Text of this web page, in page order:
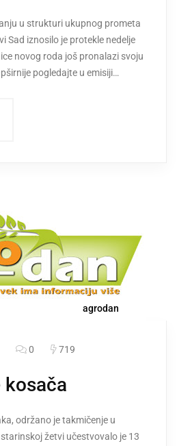
u strukturi ukupnog prometa
Sad iznosilo je protekle nedelje
novog roda još pronalazi svoju
pogledajte u emisiji…
agrodan
0 719
kosača
održano je takmičenje u
žetvi učestvovalo je 13